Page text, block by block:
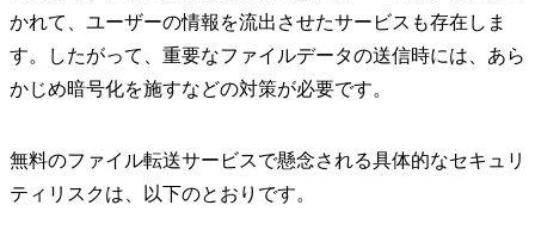
かれて、ユーザーの情報を流出させたサービスも存在しま
す。したがって、重要なファイルデータの送信時には、あら
かじめ暗号化を施すなどの対策が必要です。
無料のファイル転送サービスで懸念される具体的なセキュリ
ティリスクは、以下のとおりです。